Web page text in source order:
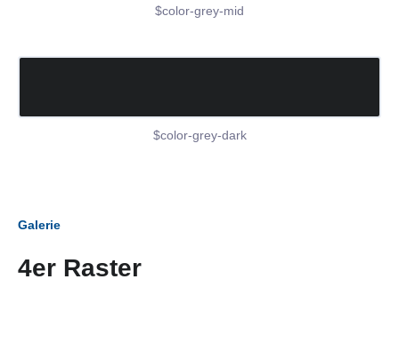
$color-grey-mid
$color-grey-dark
Galerie
4er Raster